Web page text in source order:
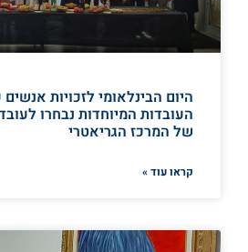
היום הבינלאומי לזכויות אנשים
העובדות המיוחדות נבחרו
של המרכז הגריאטרי
קראו עוד »